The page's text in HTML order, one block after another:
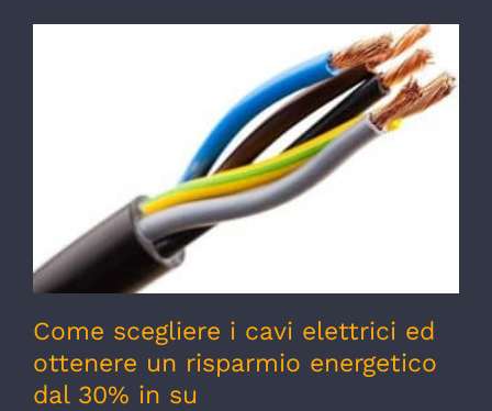
Come scegliere i cavi elettrici ed ottenere
un risparmio energetico dal 30% in su
Come scegliere i cavi elettrici ed
ottenere un risparmio energetico
dal 30% in su